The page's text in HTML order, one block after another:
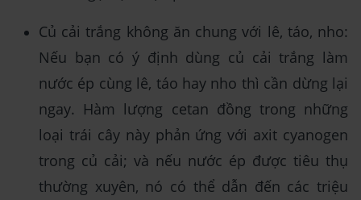
Củ cải trắng không ăn chung với lê, táo, nho:
Nếu bạn có ý định dùng củ cải trắng làm
nước ép cùng lê, táo hay nho thì cần dừng lại
ngay. Hàm lượng cetan đồng trong những
loại trái cây này phản ứng với axit cyanogen
trong củ cải; và nếu nước ép được tiêu thụ
thường xuyên, nó có thể dẫn đến các triệu